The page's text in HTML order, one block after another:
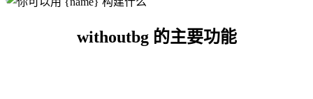
withoutbg 的主要功能